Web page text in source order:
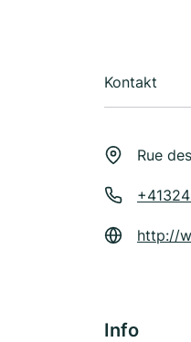
Kontakt
Rue
http://
Info